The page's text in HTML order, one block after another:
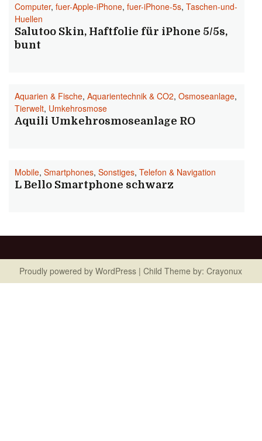
Computer, fuer-Apple-iPhone, fuer-iPhone-5s, Taschen-und-
Huellen
Salutoo Skin, Haftfolie für iPhone 5/5s,
bunt
Aquarien & Fische, Aquarientechnik & CO2, Osmoseanlage,
Tierwelt, Umkehrosmose
Aquili Umkehrosmoseanlage RO
Mobile, Smartphones, Sonstiges, Telefon & Navigation
L Bello Smartphone schwarz
Proudly powered by WordPress | Child Theme by: Crayonux